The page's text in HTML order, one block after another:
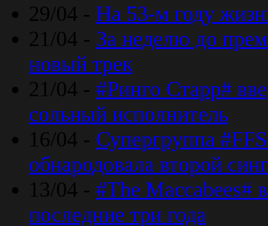
29/04 - На 53-м году
21/04 - За неделю до
новый трек
21/04 - #Ринго Старр#
сольный исполнитель
16/04 - Супергруппа
обнародовала второй
13/04 - #The Maccabees#
последние три года